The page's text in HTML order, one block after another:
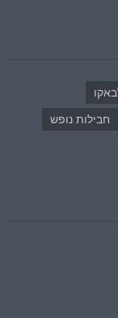
חבילות נופש